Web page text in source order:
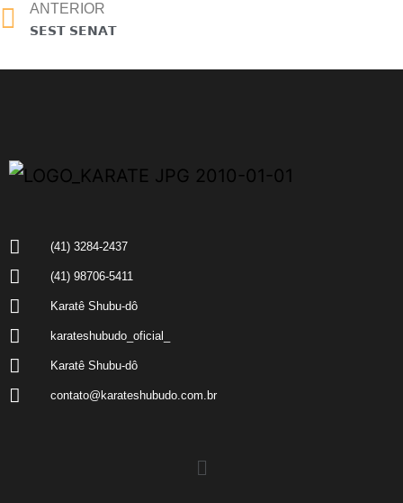
ANTERIOR
𝗦𝗘𝗦𝗧 𝗦𝗘𝗡𝗔𝗧
(41) 3284-2437
(41) 98706-5411
Karatê Shubu-dô
karateshubudo_oficial_
Karatê Shubu-dô
contato@karateshubudo.com.br